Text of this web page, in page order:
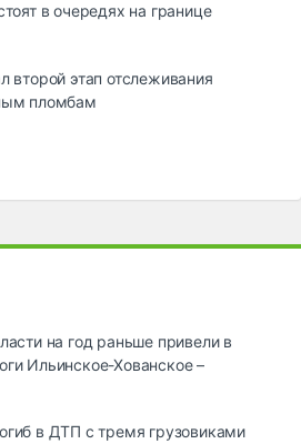
в очередях на границе
второй этап отслеживания
пломбам
на год раньше привели в
Ильинское-Хованское –
в ДТП с тремя грузовиками